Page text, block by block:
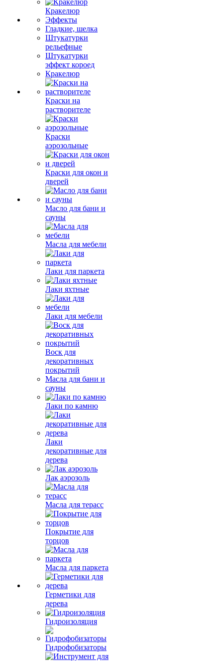
Кракелюр
Эффекты
Гладкие, шелка
Штукатурки
рельефные
Штукатурки
эффект короед
Кракелюр
Краски на
растворителе
Краски
аэрозольные
Краски для окон и
дверей
Масло для бани и
сауны
Масла для мебели
Лаки для паркета
Лаки яхтные
Лаки для мебели
Воск для
декоративных
покрытий
Масла для бани и
сауны
Лаки по камню
Лаки
декоративные для
дерева
Лак аэрозоль
Масла для терасс
Покрытие для
торцов
Масла для паркета
Герметики для
дерева
Гидроизоляция
Гидрофобизаторы